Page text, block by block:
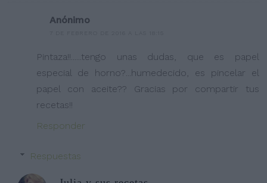
Anónimo
Pintaza!!......tengo unas dudas, que es papel
especial de horno?...humedecido, es pincelar el
papel con aceite?? Gracias por compartir tus
recetas!!
Responder
Respuestas